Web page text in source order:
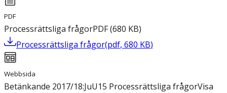
PDF
Processrättsliga frågorPDF(680 KB)
Processrättsliga frågor(pdf, 680 KB)
Webbsida
Betänkande 2017/18:JuU15 Processrättsliga frågorVisa